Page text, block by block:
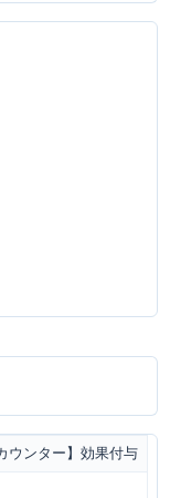
ウンター】効果付与